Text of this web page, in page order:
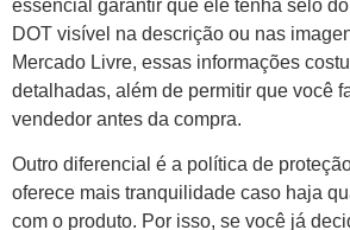
essencial garantir que ele tenha selo
DOT visível na descrição ou nas
Mercado Livre, essas informações
detalhadas, além de permitir que você
vendedor antes da compra.
Outro diferencial é a política de
oferece mais tranquilidade caso haja
com o produto. Por isso, se você já